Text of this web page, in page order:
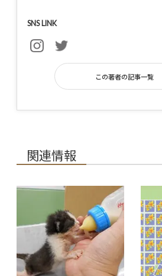
SNS LINK
この著者の記事一覧
関連情報